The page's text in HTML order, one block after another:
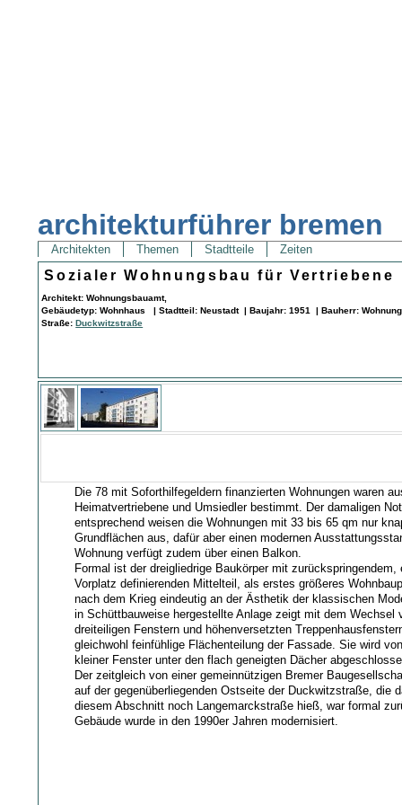
architekturführer bremen
Architekten Themen Stadtteile Zeiten
Sozialer Wohnungsbau für Vertriebene
Architekt: Wohnungsbauamt,
Gebäudetyp: Wohnhaus | Stadtteil: Neustadt | Baujahr: 1951 | Bauherr:
Straße:Duckwitzstraße
Die 78 mit Soforthilfegeldern finanzierten Wohnungen waren
Heimatvertriebene und Umsiedler bestimmt. Der damaligen
entsprechend weisen die Wohnungen mit 33 bis 65 qm nur
Grundflächen aus, dafür aber einen modernen
Wohnung verfügt zudem über einen Balkon.
Formal ist der dreigliedrige Baukörper mit zurückspringendem,
Vorplatz definierenden Mittelteil, als erstes größeres
nach dem Krieg eindeutig an der Ästhetik der klassischen
in Schüttbauweise hergestellte Anlage zeigt mit dem Wechsel
dreiteiligen Fenstern und höhenversetzten
gleichwohl feinfühlige Flächenteilung der Fassade. Sie wird
kleiner Fenster unter den flach geneigten Dächer
Der zeitgleich von einer gemeinnützigen Bremer
auf der gegenüberliegenden Ostseite der Duckwitzstraße, die
diesem Abschnitt noch Langemarckstraße hieß, war formal
Gebäude wurde in den 1990er Jahren modernisiert.